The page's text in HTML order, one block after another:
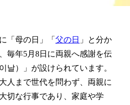
「母の日」「 父の日 」と分か
毎年5月8日に両親へ感謝を伝
날）」が設けられています。
人まで世代を問わず、両親に
切な行事であり、家庭や学